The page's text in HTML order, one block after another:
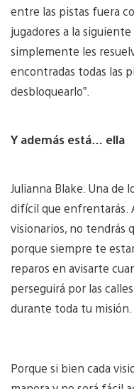
entre las pistas fuera
jugadores a la
simplemente les
encontradas todas las
desbloquearlo”.
Y además está… ella
Julianna Blake. Una de
difícil que enfrentarás.
visionarios, no tendrás
porque siempre te
reparos en avisarte
perseguirá por las
durante toda tu misión.
Porque si bien cada